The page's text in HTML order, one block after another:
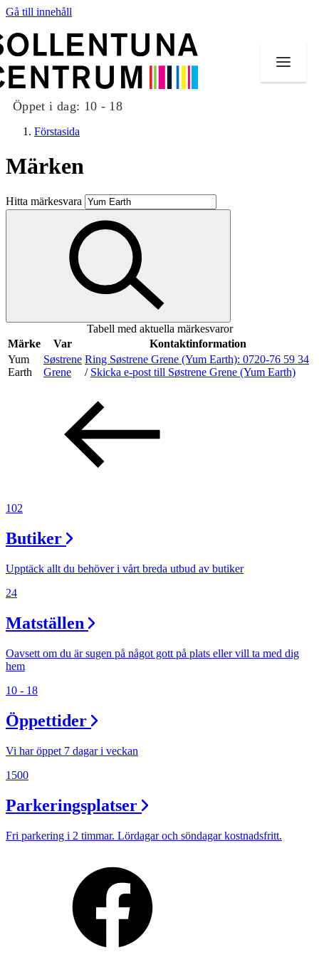
Gå till innehåll
Öppet i dag: 10 - 18
Butiker
Mat och dryck
Evenemang
Erbjudanden
Inspiration
Lediga jobb
Magasin
Tryggare handel
Frågor & svar om parkering
Parkering
Förstasida
Märken
Hitta märkesvara
Tabell med aktuella märkesvaror
Märke
Var
Kontaktinformation
Yum
Earth
Søstrene
Grene
Ring Søstrene Grene (Yum Earth): 0720-76 59 34
/ Skicka e-post till Søstrene Grene (Yum Earth)
102
Butiker
Upptäck allt du behöver i vårt breda utbud av butiker
24
Matställen
Oavsett om du är sugen på något gott på plats eller vill ta med dig
hem
10 - 18
Öppettider
Vi har öppet 7 dagar i veckan
1500
Parkeringsplatser
Fri parkering i 2 timmar. Lördagar och söndagar kostnadsfritt.